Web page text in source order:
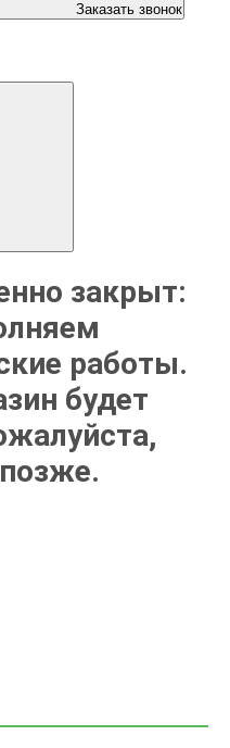
Заказать звонок
закрыт:
работы.
будет